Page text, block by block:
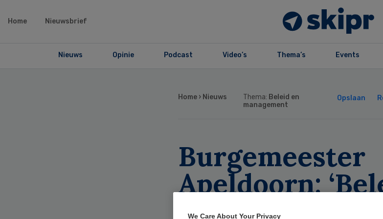
Home Nieuwsbrief
Nieuws Opinie Podcast Video’s Thema’s Events
Home › Nieuws Thema: Beleid en
management
Opslaan
Burgemeester
Apeldoorn:
verwarde
We Care About Your Privacy